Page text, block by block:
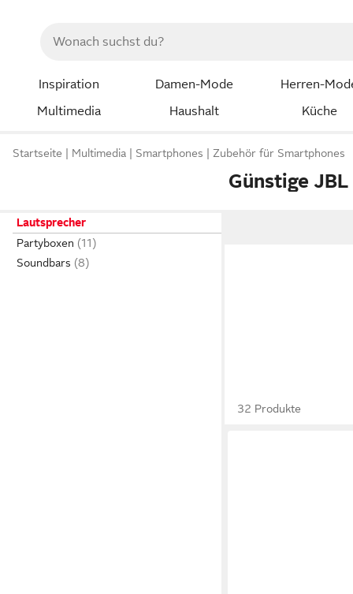
Inspiration Damen-Mode
Herren-
Multimedia
Haushalt Küche
Startseite Multimedia Smartphones Zubehör für Smartphones
Günstige
Lautsprecher
Partyboxen
Soundbars
32 Produkte